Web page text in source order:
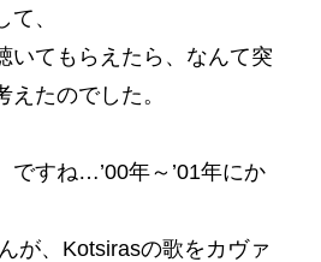
、
いてもらえたら、なんて突
たのでした。
ですね…’00年～’01年にか
が、Kotsirasの歌をカヴァ